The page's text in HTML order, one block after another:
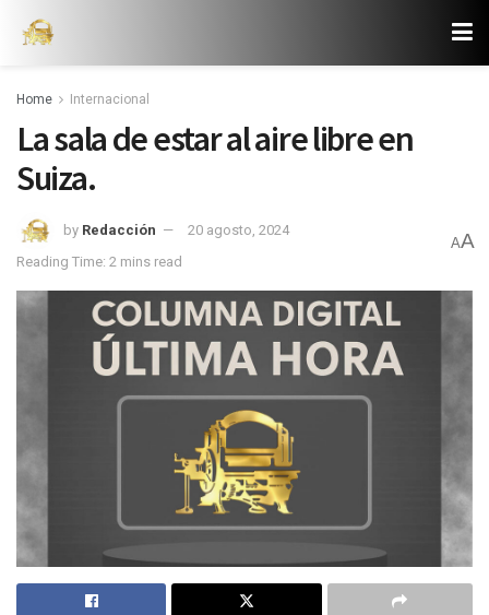
Home Internacional
La sala de estar al aire libre en
Suiza.
by Redacción
20 agosto, 2024
Reading Time: 2 mins read
AA